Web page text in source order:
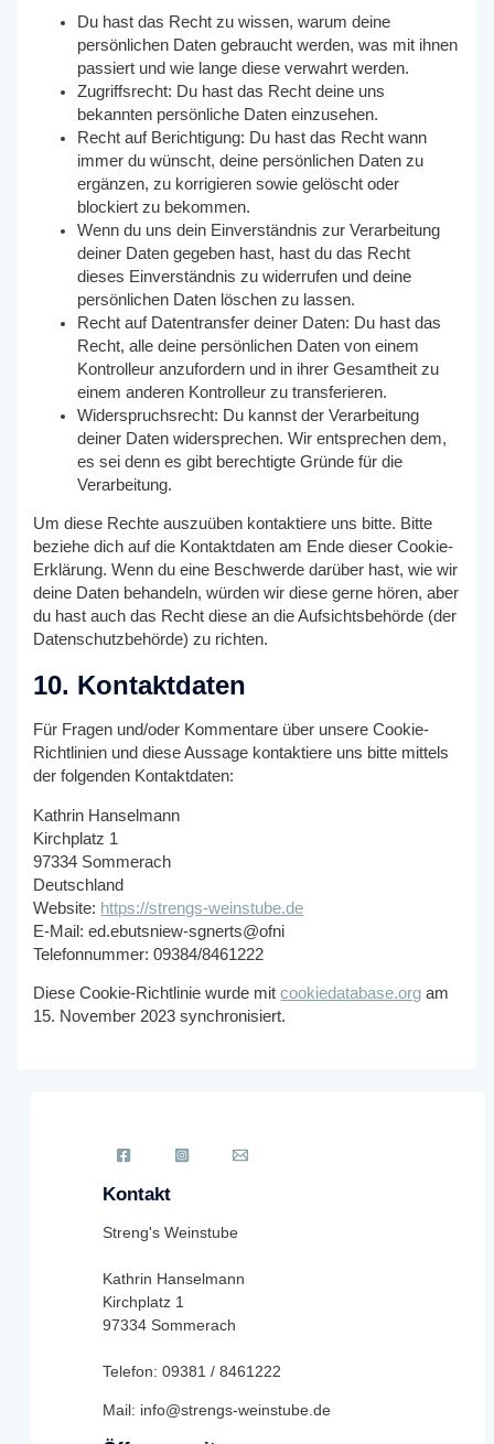
Du hast das Recht zu wissen, warum deine
persönlichen Daten gebraucht werden, was mit ihnen
passiert und wie lange diese verwahrt werden.
Zugriffsrecht: Du hast das Recht deine uns
bekannten persönliche Daten einzusehen.
Recht auf Berichtigung: Du hast das Recht wann
immer du wünscht, deine persönlichen Daten zu
ergänzen, zu korrigieren sowie gelöscht oder
blockiert zu bekommen.
Wenn du uns dein Einverständnis zur Verarbeitung
deiner Daten gegeben hast, hast du das Recht
dieses Einverständnis zu widerrufen und deine
persönlichen Daten löschen zu lassen.
Recht auf Datentransfer deiner Daten: Du hast das
Recht, alle deine persönlichen Daten von einem
Kontrolleur anzufordern und in ihrer Gesamtheit zu
einem anderen Kontrolleur zu transferieren.
Widerspruchsrecht: Du kannst der Verarbeitung
deiner Daten widersprechen. Wir entsprechen dem,
es sei denn es gibt berechtigte Gründe für die
Verarbeitung.
Um diese Rechte auszuüben kontaktiere uns bitte. Bitte
beziehe dich auf die Kontaktdaten am Ende dieser Cookie-
Erklärung. Wenn du eine Beschwerde darüber hast, wie wir
deine Daten behandeln, würden wir diese gerne hören, aber
du hast auch das Recht diese an die Aufsichtsbehörde (der
Datenschutzbehörde) zu richten.
10. Kontaktdaten
Für Fragen und/oder Kommentare über unsere Cookie-
Richtlinien und diese Aussage kontaktiere uns bitte mittels
der folgenden Kontaktdaten:
Kathrin Hanselmann
Kirchplatz 1
97334 Sommerach
Deutschland
Website: https://strengs-weinstube.de
E-Mail:ed.ebutsniew-sgnerts@ofni
Telefonnummer: 09384/8461222
Diese Cookie-Richtlinie wurde mitcookiedatabase.org am
15. November 2023 synchronisiert.
Kontakt
Streng's Weinstube
Kathrin Hanselmann
Kirchplatz 1
97334 Sommerach
Telefon: 09381 / 8461222
Mail: info@strengs-weinstube.de